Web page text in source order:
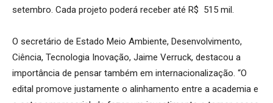
setembro. Cada projeto poderá receber até R$ 515 mil.
O secretário de Estado Meio Ambiente, Desenvolvimento,
Ciência, Tecnologia Inovação, Jaime Verruck, destacou a
importância de pensar também em internacionalização. “O
edital promove justamente o alinhamento entre a academia e